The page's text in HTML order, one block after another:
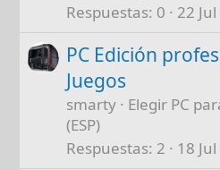
Respuestas 0 22
PC Edición
Juegos
smarty
Elegir PC
(ESP)
Respuestas 2 18